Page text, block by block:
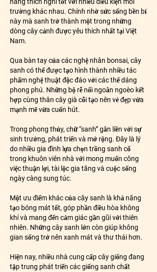
trường khác nhau. Chính nhờ sức sống bền bỉ
này mà sanh trở thành một trong những
dòng cây cảnh được yêu thích nhất tại Việt
Nam.
Qua bàn tay của các nghệ nhân bonsai, cây
sanh có thể được tạo hình thành nhiều tác
phẩm nghệ thuật độc đáo với các thế dáng
phong phú. Những bộ rễ nổi ngoằn ngoèo kết
hợp cùng thân cây già cỗi tạo nên vẻ đẹp vừa
mạnh mẽ vừa cuốn hút.
Trong phong thủy, chữ “sanh” gắn liền với sự
sinh trưởng, phát triển và mở rộng. Đây là lý
do nhiều gia đình lựa chọn trồng sanh cổ
trong khuôn viên nhà với mong muốn công
việc thuận lợi, tài lộc gia tăng và cuộc sống
ngày càng sung túc.
Một ưu điểm khác của cây sanh là khả năng
tạo bóng mát tốt, góp phần điều hòa không
khí và mang đến cảm giác gần gũi với thiên
nhiên. Những cây sanh lớn còn giúp không
gian sống trở nên xanh mát và thư thái hơn.
Hiện nay, nhiều nhà cung cấp cây giống đang
tập trung phát triển các giống sanh chất